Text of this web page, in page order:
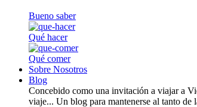
Bueno saber
Qué hacer
Qué comer
Sobre Nosotros
Blog
Concebido como una invitación a viajar a
viaje... Un blog para mantenerse al tanto